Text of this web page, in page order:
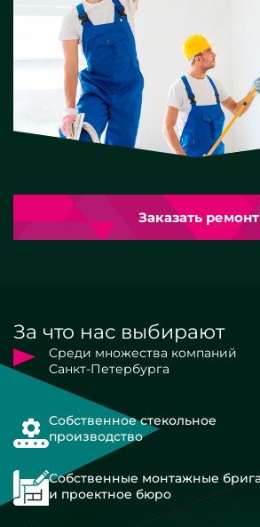
Заказать ремонт
За что нас выбирают
Среди множества компаний
Санкт-Петербурга
Собственное стекольное
производство
Собственные монтажные
и проектное бюро